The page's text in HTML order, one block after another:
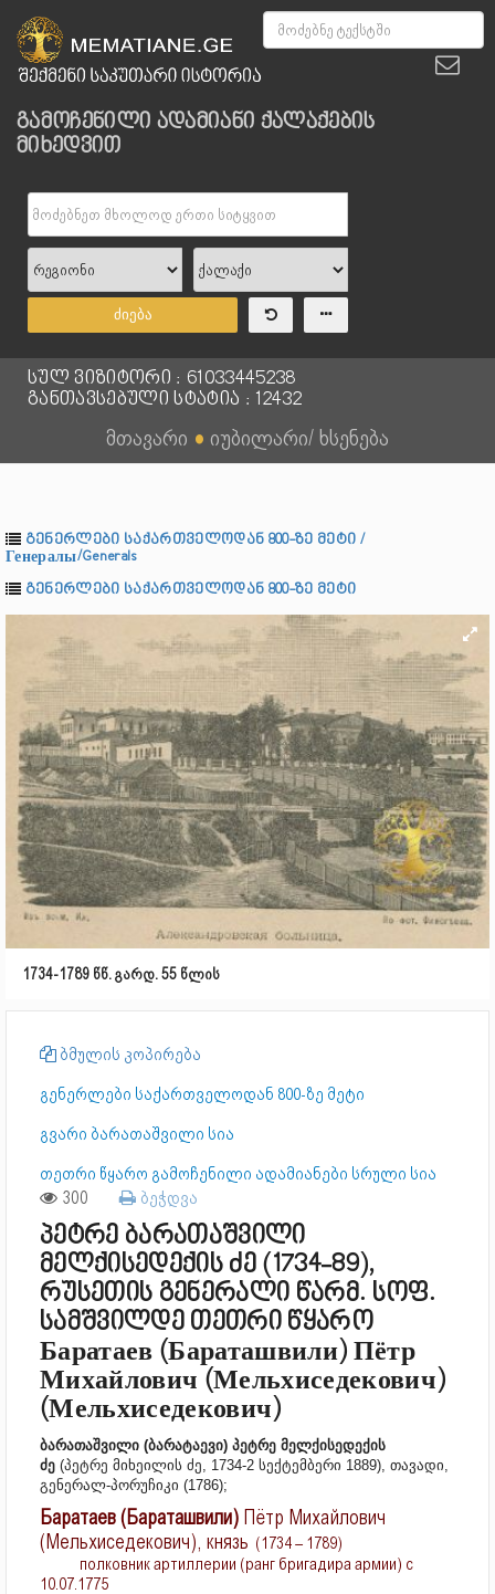
გამოჩენილი ადამიანი ქალაქების
მიხედვით
ძიება
სულ ვიზიტორი : 61033445238
განთავსებული სტატია : 12432
მთავარი ● იუბილარი/ ხსენება
გენერლები საქართველოდან 800-ზე მეტი /
Генералы/Generals
გენერლები საქართველოდან 800-ზე მეტი
1734-1789 წწ. გარდ. 55 წლის
ბმულის კოპირება
გენერლები საქართველოდან 800-ზე მეტი
გვარი ბარათაშვილი სია
თეთრი წყარო გამოჩენილი ადამიანები სრული სია
300 ბეჭდვა
პეტრე ბარათაშვილი
მელქისედექის ძე (1734-89),
რუსეთის გენერალი წარმ. სოფ.
სამშვილდე თეთრი წყარო
Баратаев (Бараташвили) Пётр
Михайлович (Мельхиседекович)
(Мельхиседекович)
ბარათაშვილი (ბარატაევი) პეტრე მელქისედექის
ძე (პეტრე მიხეილის ძე, 1734-2 სექტემბერი 1889), თავადი,
გენერალ-პორუჩიკი (1786);
Баратаев (Бараташвили) Пётр Михайлович
(Мельхиседекович), князь (1734 – 1789)
полковник артиллерии (ранг бригадира армии) с
10.07.1775